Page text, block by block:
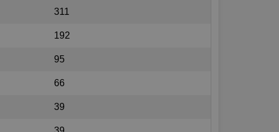
311
192
95
66
39